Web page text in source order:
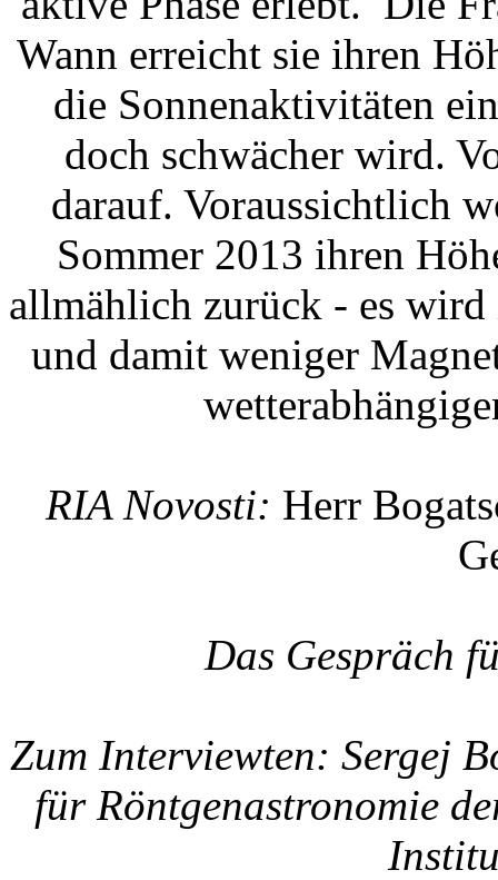
Wann erreicht sie ihren
die Sonnenaktivitäten
doch schwächer wird.
darauf. Voraussichtlich
Sommer 2013 ihren
allmählich zurück - es wird
und damit weniger
RIA Novosti: Herr
Das Gespräch
Zum Interviewten: Sergej
für Röntgenastronomie